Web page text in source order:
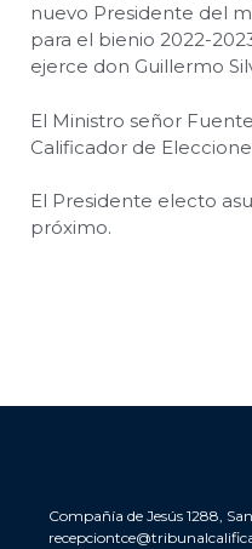
nuevo Presidente del
para el bienio 2022-
ejerce don Guillermo
El Ministro señor
Calificador de
El Presidente electo
próximo.
Compañía de Jesús 1288,